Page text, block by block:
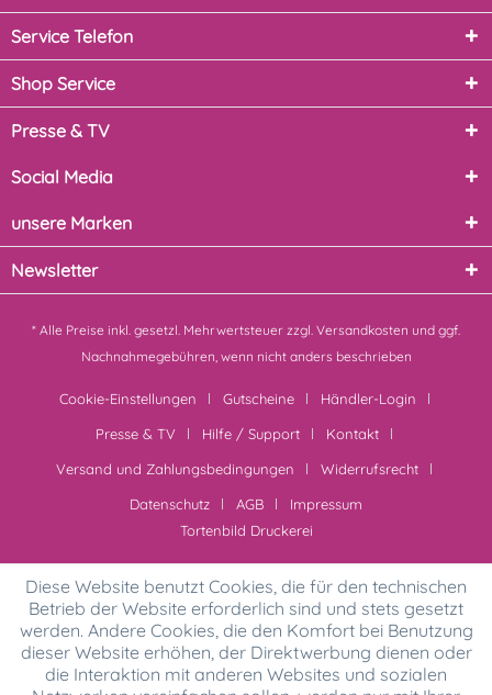
Service Telefon
Shop Service
Presse & TV
Social Media
unsere Marken
Newsletter
* Alle Preise inkl. gesetzl. Mehrwertsteuer zzgl. Versandkosten und ggf.
Nachnahmegebühren, wenn nicht anders beschrieben
Cookie-Einstellungen Gutscheine
Händler-Login
Presse & TV
Hilfe / Support
Kontakt
Versand und Zahlungsbedingungen
Widerrufsrecht
Datenschutz
AGB
Impressum
Tortenbild Druckerei
Diese Website benutzt Cookies, die für den technischen
Betrieb der Website erforderlich sind und stets gesetzt
werden. Andere Cookies, die den Komfort bei Benutzung
dieser Website erhöhen, der Direktwerbung dienen oder
die Interaktion mit anderen Websites und sozialen